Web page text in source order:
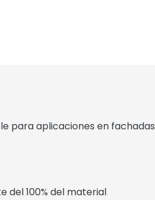
aplicaciones en fachadas
100% del material